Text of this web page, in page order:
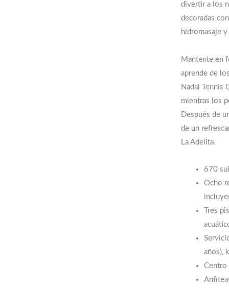
divertir a los
decoradas
hidromasaje
Mantente en
aprende de
Nadal Tennis
mientras los
Después de
de un
La Adelita.
670
Ocho
Tres
años),
Centro